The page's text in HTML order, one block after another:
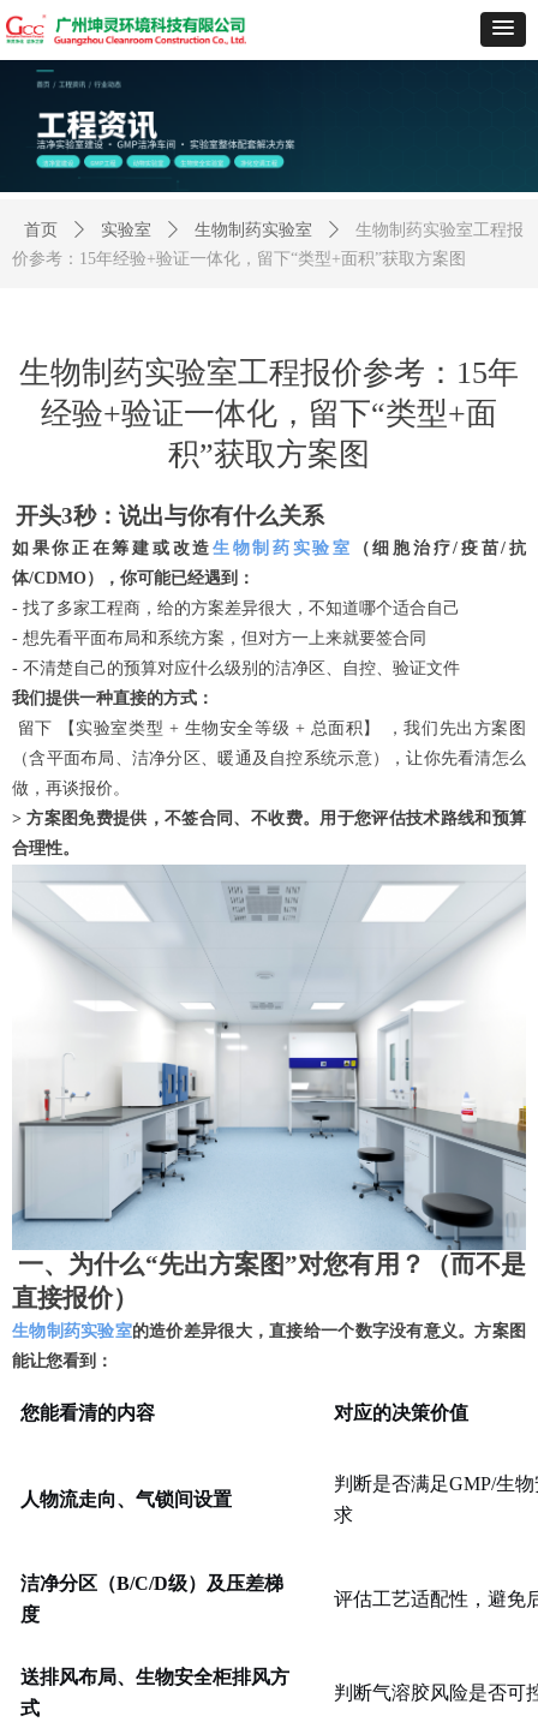
生物制药实验室工程报价参考：15年
经验+验证一体化，留下“类型+面
积”获取方案图
开头3秒：说出与你有什么关系
如果你正在筹建或改造 生物制药实验室 （细胞治疗/疫苗/抗
体/CDMO），你可能已经遇到：
- 找了多家工程商，给的方案差异很大，不知道哪个适合自己
- 想先看平面布局和系统方案，但对方一上来就要签合同
- 不清楚自己的预算对应什么级别的洁净区、自控、验证文件
我们提供一种直接的方式：
留下
【实验室类型 + 生物安全等级 + 总面积】 ，我们先出方案图
（含平面布局、洁净分区、暖通及自控系统示意），让你先看清怎么
做，再谈报价。
> 方案图免费提供，不签合同、不收费。用于您评估技术路线和预算
合理性。
一、为什么“先出方案图”对您有用？（而不是
直接报价）
生物制药实验室的造价差异很大，直接给一个数字没有意义。方案图
能让您看到：
您能看清的内容 对应的决策价值
人物流走向、气锁间设置
判断是否满足GMP/生
求
洁净分区（B/C/D级）及压差梯
度
评估工艺适配性，避免
送排风布局、生物安全柜排风方
式
判断气溶胶风险是否可
首页 ꄲ 实验室 ꄲ 生物制药实验室 ꄲ
生物制药实验室工程报
价参考：15年经验+验证一体化，留下“类型+面积”获取方案图